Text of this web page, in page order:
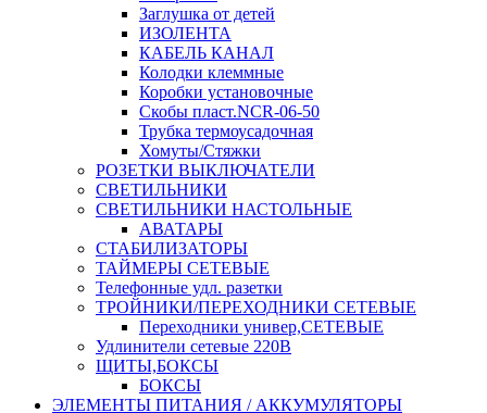
Заглушка от детей
ИЗОЛЕНТА
КАБЕЛЬ КАНАЛ
Колодки клеммные
Коробки установочные
Скобы пласт.NCR-06-50
Трубка термоусадочная
Хомуты/Стяжки
РОЗЕТКИ ВЫКЛЮЧАТЕЛИ
СВЕТИЛЬНИКИ
СВЕТИЛЬНИКИ НАСТОЛЬНЫЕ
АВАТАРЫ
СТАБИЛИЗАТОРЫ
ТАЙМЕРЫ СЕТЕВЫЕ
Телефонные удл. разетки
ТРОЙНИКИ/ПЕРЕХОДНИКИ СЕТЕВЫЕ
Переходники универ,СЕТЕВЫЕ
Удлинители сетевые 220В
ЩИТЫ,БОКСЫ
БОКСЫ
ЭЛЕМЕНТЫ ПИТАНИЯ / АККУМУЛЯТОРЫ